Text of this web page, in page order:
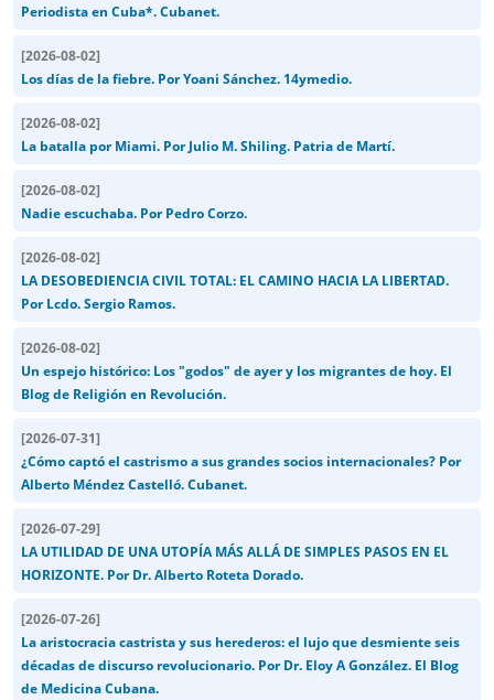
Periodista en Cuba*. Cubanet.
[2026-08-02]
Los días de la fiebre. Por Yoani Sánchez. 14ymedio.
[2026-08-02]
La batalla por Miami. Por Julio M. Shiling. Patria de Martí.
[2026-08-02]
Nadie escuchaba. Por Pedro Corzo.
[2026-08-02]
LA DESOBEDIENCIA CIVIL TOTAL: EL CAMINO HACIA LA LIBERTAD.
Por Lcdo. Sergio Ramos.
[2026-08-02]
Un espejo histórico: Los "godos" de ayer y los migrantes de hoy. El
Blog de Religión en Revolución.
[2026-07-31]
¿Cómo captó el castrismo a sus grandes socios internacionales? Por
Alberto Méndez Castelló. Cubanet.
[2026-07-29]
LA UTILIDAD DE UNA UTOPÍA MÁS ALLÁ DE SIMPLES PASOS EN EL
HORIZONTE. Por Dr. Alberto Roteta Dorado.
[2026-07-26]
La aristocracia castrista y sus herederos: el lujo que desmiente seis
décadas de discurso revolucionario. Por Dr. Eloy A González. El Blog
de Medicina Cubana.